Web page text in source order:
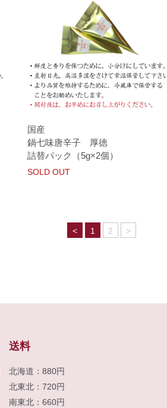
国産
鍋七味唐辛子 厚徳
詰替パック（5g×2個）
SOLD OUT
< 1 2 >
送料
北海道：880円
北東北：720円
南東北：660円